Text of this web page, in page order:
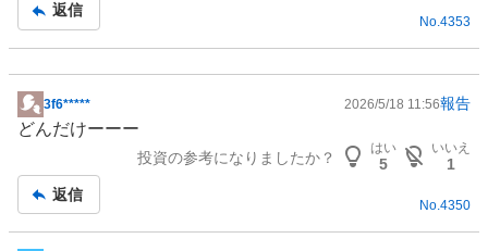
事
返信
No. 4353
掲
示
事
3f6***** 2026/5/18 11:56報告
どんだけーーー
投資の参考になりましたか？
はい
5
いいえ
1
返信
No.4350